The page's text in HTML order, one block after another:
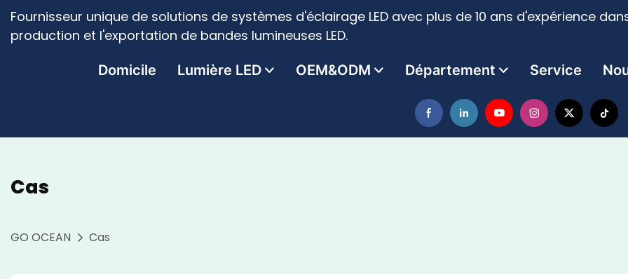
Fournisseur unique de solutions de systèmes d'éclairage LED avec plus de 10 ans d'expérience
production et l'exportation de bandes lumineuses LED.
Domicile Lumière LED OEM&ODM Département Service
Cas
GO OCEAN Cas